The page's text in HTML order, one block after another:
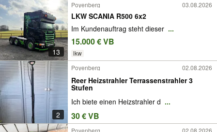
13
Poyenberg 03.08.2026
LKW SCANIA R500 6x2
Im Kundenauftrag steht dieser ...
15.000 € VB
lkw
2
Poyenberg 02.08.2026
Reer Heizstrahler Terrassenstrahler 3
Stufen
Ich biete einen Heizstrahler d ...
30 € VB
Poyenberg 02.08.2026